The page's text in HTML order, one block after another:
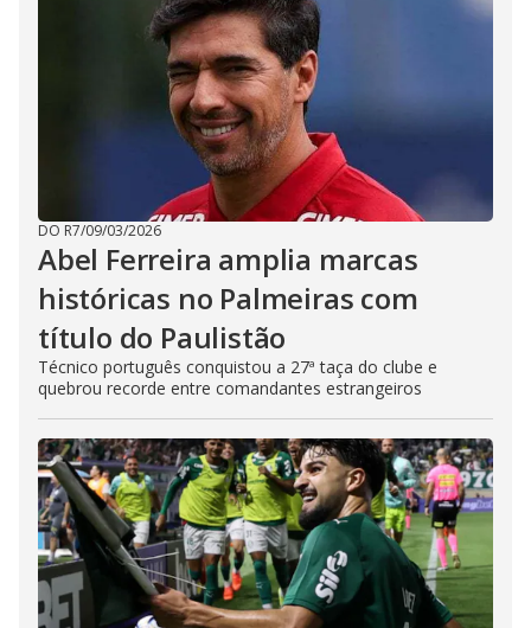
DO R7/09/03/2026
Abel Ferreira amplia marcas
históricas no Palmeiras com
título do Paulistão
Técnico português conquistou a 27ª taça do clube e
quebrou recorde entre comandantes estrangeiros